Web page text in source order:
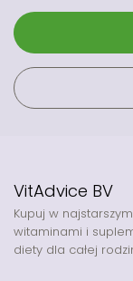
VitAdvice BV
Kupuj w
witaminami i
diety dla całej